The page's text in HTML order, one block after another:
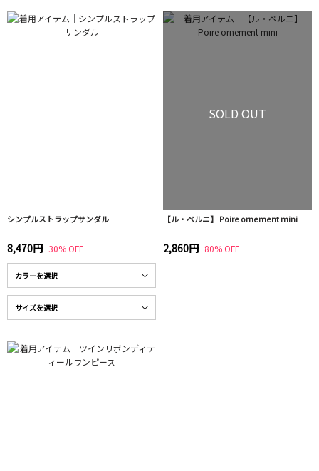
シンプルストラップサンダル
8,470円 30% OFF
SOLD OUT
【ル・ベルニ】 Poire ornement mini
2,860円 80% OFF